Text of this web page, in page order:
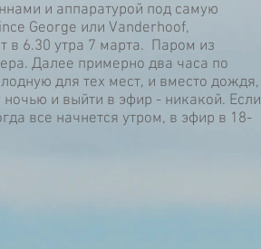
и аппаратурой под самую
George или Vanderhoof,
в 6.30 утра 7 марта. Паром из
Далее примерно два часа по
для тех мест, и вместо дождя,
ночью и выйти в эфир - никакой. Если
все начнется утром, в эфир в 18-